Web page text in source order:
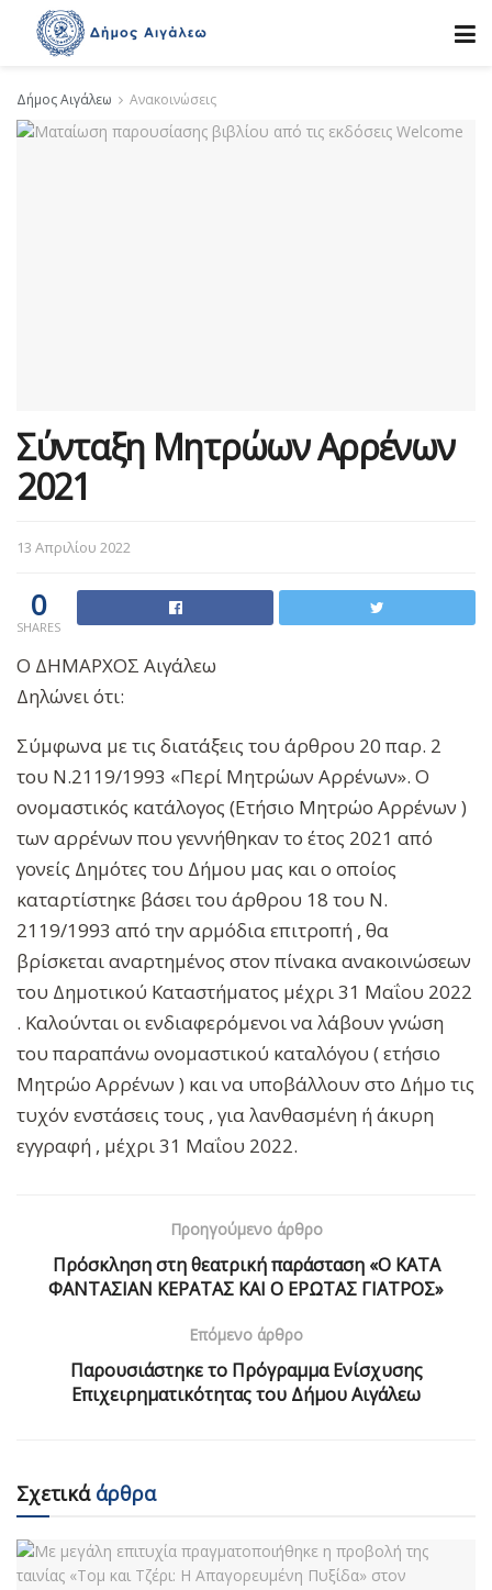
Δήμος Αιγάλεω Ανακοινώσεις
Σύνταξη Μητρώων Αρρένων
2021
13 Απριλίου 2022
0
SHARES
Ο ΔΗΜΑΡΧΟΣ Αιγάλεω
Δηλώνει ότι:
Σύμφωνα με τις διατάξεις του άρθρου 20 παρ. 2
του Ν.2119/1993 «Περί Μητρώων Αρρένων». Ο
ονομαστικός κατάλογος (Ετήσιο Μητρώο Αρρένων )
των αρρένων που γεννήθηκαν το έτος 2021 από
γονείς Δημότες του Δήμου μας και ο οποίος
καταρτίστηκε βάσει του άρθρου 18 του Ν.
2119/1993 από την αρμόδια επιτροπή , θα
βρίσκεται αναρτημένος στον πίνακα ανακοινώσεων
του Δημοτικού Καταστήματος μέχρι 31 Μαΐου 2022
. Καλούνται οι ενδιαφερόμενοι να λάβουν γνώση
του παραπάνω ονομαστικού καταλόγου ( ετήσιο
Μητρώο Αρρένων ) και να υποβάλλουν στο Δήμο τις
τυχόν ενστάσεις τους , για λανθασμένη ή άκυρη
εγγραφή , μέχρι 31 Μαΐου 2022.
Προηγούμενο άρθρο
Πρόσκληση στη θεατρική παράσταση «Ο ΚΑΤΑ
ΦΑΝΤΑΣΙΑΝ ΚΕΡΑΤΑΣ ΚΑΙ Ο ΕΡΩΤΑΣ ΓΙΑΤΡΟΣ»
Επόμενο άρθρο
Παρουσιάστηκε το Πρόγραμμα Ενίσχυσης
Επιχειρηματικότητας του Δήμου Αιγάλεω
Σχετικάάρθρα